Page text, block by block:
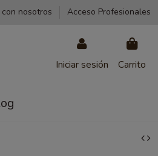
nosotros Acceso Profesionales
Iniciar sesión Carrito